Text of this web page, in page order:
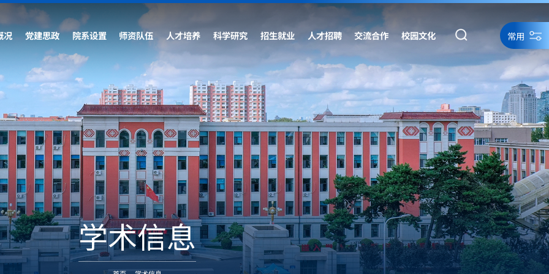
况 党建思政 院系设置 师资队伍 人才培养 科学研究 招生就业 人才招聘 交流合作 校园文化 常用
学术信息